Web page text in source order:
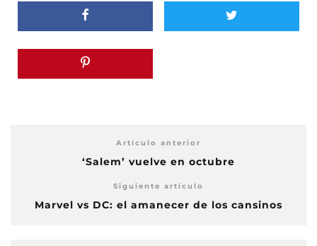
Artículo anterior
‘Salem’ vuelve en octubre
Siguiente artículo
Marvel vs DC: el amanecer de los cansinos